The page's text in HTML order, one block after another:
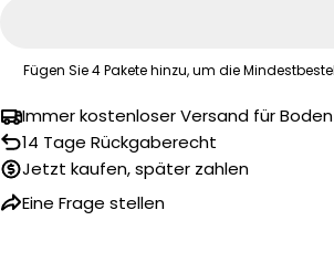
Fügen Sie4Pakete hinzu, um die
Immer kostenloser Versand für
14 Tage Rückgaberecht
Jetzt kaufen, später zahlen
Eine Frage stellen
Eine Frage stellen
Ihr